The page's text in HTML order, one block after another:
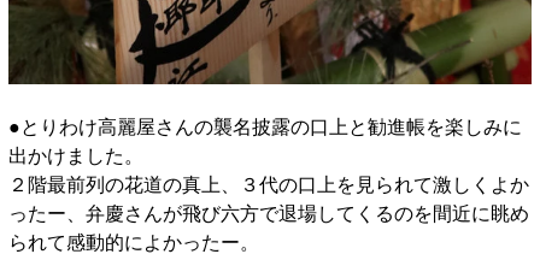
●とりわけ高麗屋さんの襲名披露の口上と勧進帳を楽しみに
出かけました。
２階最前列の花道の真上、３代の口上を見られて激しくよか
ったー、弁慶さんが飛び六方で退場してくるのを間近に眺め
られて感動的によかったー。